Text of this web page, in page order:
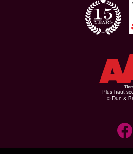
Plus haut
© Dun &